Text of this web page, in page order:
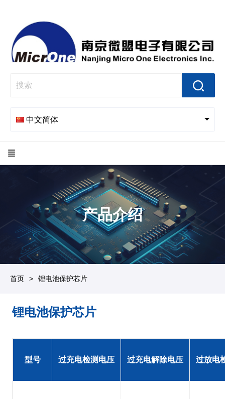
中文简体
产品介绍
首页 锂电池保护芯片
锂电池保护芯片
型号 过充电检测电压 过充电解除电压 过放电